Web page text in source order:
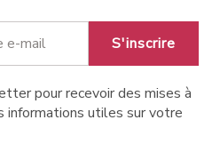
S'inscrire
pour recevoir des mises à
informations utiles sur votre